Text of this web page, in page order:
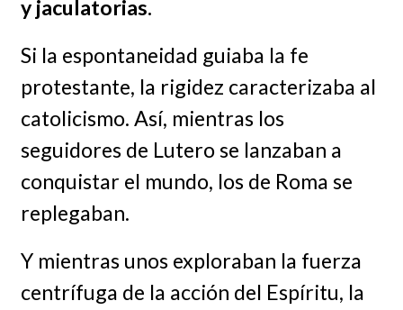
y jaculatorias.
Si la espontaneidad guiaba la fe
protestante, la rigidez caracterizaba al
catolicismo. Así, mientras los
seguidores de Lutero se lanzaban a
conquistar el mundo, los de Roma se
replegaban.
Y mientras unos exploraban la fuerza
centrífuga de la acción del Espíritu, la